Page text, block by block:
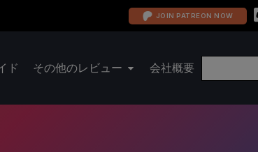
JOIN PATREON NOW
ド その他のレビュー 会社概要